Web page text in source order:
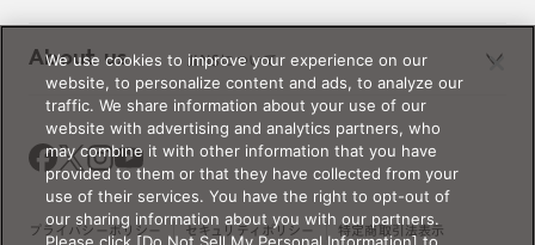
レンズ交換
オンラインギフト
価格案内
About us JINSについて
Magnify Life
会社概要
採用情報
法人のお客様
出店について
プライバシーポリシー セキュリティポリシー 特定商取引法表示
We use cookies to improve your experience on our
website, to personalize content and ads, to analyze our
traffic. We share information about your use of our
website with advertising and analytics partners, who
may combine it with other information that you have
provided to them or that they have collected from your
use of their services. You have the right to opt-out of
our sharing information about you with our partners.